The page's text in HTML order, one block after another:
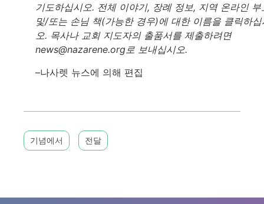
기도하십시오. 전체 이야기, 장례 정보, 지역 온라인 부
및/또는 손님 책(가능한 경우)에 대한 이름을 클릭하십
오. 목사나 교회 지도자의 출품서를 제출하려면
news@nazarene.org로 보내십시오.
–나사렛 뉴스에 의해 편집
기념에서 전달